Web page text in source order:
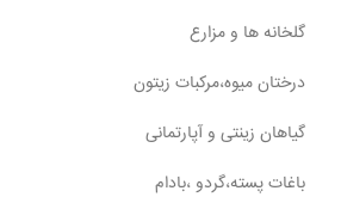
گلخانه ها و مزارع
درختان میوه،مرکبات زیتون
گیاهان زینتی و آپارتمانی
باغات پسته،گردو ،بادام